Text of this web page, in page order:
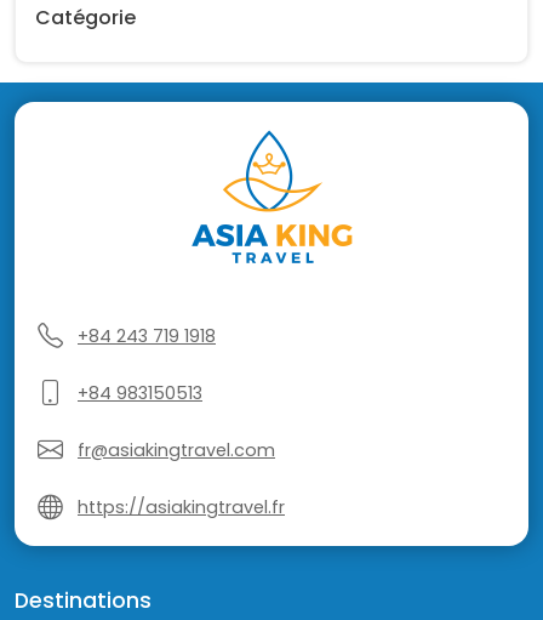
Catégorie
+84 243 719 1918
+84 983150513
fr@asiakingtravel.com
https://asiakingtravel.fr
Destinations